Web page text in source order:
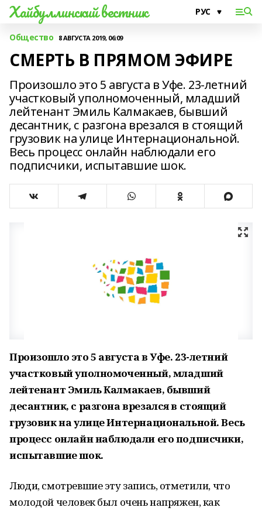
Хайбуллинский вестник
Общество 8 АВГУСТА 2019, 06:09
СМЕРТЬ В ПРЯМОМ ЭФИРЕ
Произошло это 5 августа в Уфе. 23-летний
участковый уполномоченный, младший
лейтенант Эмиль Калмакаев, бывший
десантник, с разгона врезался в стоящий
грузовик на улице Интернациональной.
Весь процесс онлайн наблюдали его
подписчики, испытавшие шок.
Произошло это 5 августа в Уфе. 23-летний
участковый уполномоченный, младший
лейтенант Эмиль Калмакаев, бывший
десантник, с разгона врезался в стоящий
грузовик на улице Интернациональной. Весь
процесс онлайн наблюдали его подписчики,
испытавшие шок.
Люди, смотревшие эту запись, отметили, что
молодой человек был очень напряжен, как